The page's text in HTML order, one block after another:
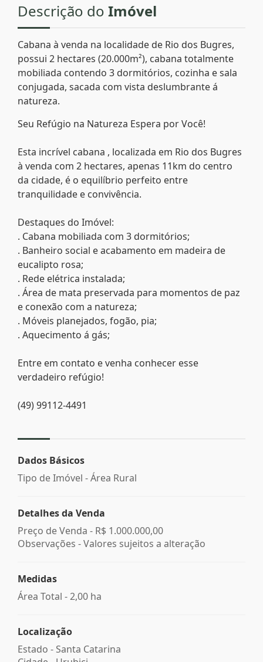
Descrição do Imóvel
Cabana à venda na localidade de Rio dos Bugres,
possui 2 hectares (20.000m²), cabana totalmente
mobiliada contendo 3 dormitórios, cozinha e sala
conjugada, sacada com vista deslumbrante á
natureza.
Seu Refúgio na Natureza Espera por Você!
Esta incrível cabana , localizada em Rio dos Bugres
à venda com 2 hectares, apenas 11km do centro
da cidade, é o equilíbrio perfeito entre
tranquilidade e convivência.
Destaques do Imóvel:
. Cabana mobiliada com 3 dormitórios;
. Banheiro social e acabamento em madeira de
eucalipto rosa;
. Rede elétrica instalada;
. Área de mata preservada para momentos de paz
e conexão com a natureza;
. Móveis planejados, fogão, pia;
. Aquecimento á gás;
Entre em contato e venha conhecer esse
verdadeiro refúgio!
(49) 99112-4491
Dados Básicos
Tipo de Imóvel - Área Rural
Detalhes da Venda
Preço de Venda - R$ 1.000.000,00
Observações - Valores sujeitos a alteração
Medidas
Área Total - 2,00 ha
Localização
Estado - Santa Catarina